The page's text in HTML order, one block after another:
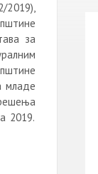
2019),
за
младе
2019.